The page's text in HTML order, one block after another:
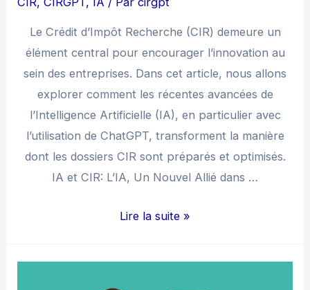
Stimuler
l’Innovation
et
la
Compétitivité
Le Crédit d’Impôt Recherche (CIR) demeure un
élément central pour encourager l’innovation au
sein des entreprises. Dans cet article, nous allons
explorer comment les récentes avancées de
l’Intelligence Artificielle (IA), en particulier avec
l’utilisation de ChatGPT, transforment la manière
dont les dossiers CIR sont préparés et optimisés.
IA et CIR: L’IA, Un Nouvel Allié dans …
IA
Lire la suite »